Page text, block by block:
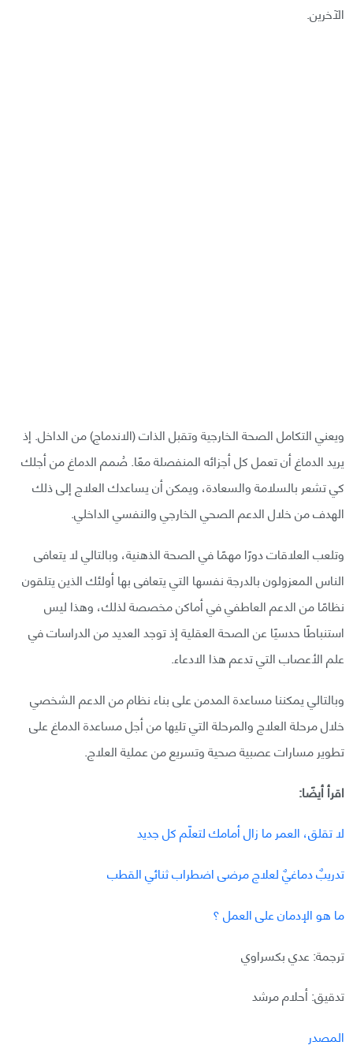
الآخرين.
ويعني التكامل الصحة الخارجية وتقبل الذات (الاندماج) من الداخل. إذ
يريد الدماغ أن تعمل كل أجزائه المنفصلة معًا. صُمم الدماغ من أجلك
كي تشعر بالسلامة والسعادة، ويمكن أن يساعدك العلاج إلى ذلك
الهدف من خلال الدعم الصحي الخارجي والنفسي الداخلي.
وتلعب العلاقات دورًا مهمًا في الصحة الذهنية، وبالتالي لا يتعافى
الناس المعزولون بالدرجة نفسها التي يتعافى بها أولئك الذين يتلقون
نظامًا من الدعم العاطفي في أماكن مخصصة لذلك، وهذا ليس
استنباطًا حدسيًا عن الصحة العقلية إذ توجد العديد من الدراسات في
علم الأعصاب التي تدعم هذا الادعاء.
وبالتالي يمكننا مساعدة المدمن على بناء نظام من الدعم الشخصي
خلال مرحلة العلاج والمرحلة التي تليها من أجل مساعدة الدماغ على
تطوير مسارات عصبية صحية وتسريع من عملية العلاج.
اقرأ أيضًا:
لا تقلق، العمر ما زال أمامك لتعلّم كل جديد
تدريبٌ دماغيٌ لعلاج مرضى اضطراب ثنائي القطب
ما هو الإدمان على العمل ؟
ترجمة: عدي بكسراوي
تدقيق: أحلام مرشد
المصدر